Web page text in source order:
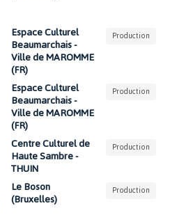
Espace Culturel
Beaumarchais -
Ville de MAROMME
(FR)
Production
Espace Culturel
Beaumarchais -
Ville de MAROMME
(FR)
Production
Centre Culturel de
Haute Sambre -
THUIN
Production
Le Boson
(Bruxelles) Production